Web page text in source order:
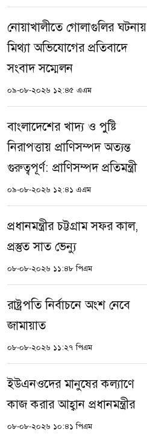
নোয়াখালীতে গোলাগুলির ঘটনায়
মিথ্যা অভিযোগের প্রতিবাদে
সংবাদ সম্মেলন
০৯-০৮-২০২৬ ১২:৪৫ এএম
বাংলাদেশের খাদ্য ও পুষ্টি
নিরাপত্তায় প্রাণিসম্পদ অত্যন্ত
গুরুত্বপূর্ণ: প্রাণিসম্পদ প্রতিমন্ত্রী
০৯-০৮-২০২৬ ১২:৪১ এএম
প্রধানমন্ত্রীর চট্টগ্রাম সফর কাল,
প্রস্তুত সাত ভেন্যু
০৮-০৮-২০২৬ ১১:৪৮ পিএম
রাষ্ট্রপতি নির্বাচনে অংশ নেবে
জামায়াত
০৮-০৮-২০২৬ ১১:২৭ পিএম
ইউএনওদের মানুষের কল্যাণে
কাজ করার আহ্বান প্রধানমন্ত্রীর
০৮-০৮-২০২৬ ১০:৪১ পিএম